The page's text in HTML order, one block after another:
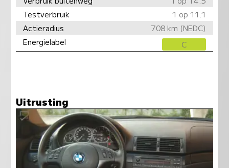
Testverbruik
1 op 11.1
Actieradius
708 km (NEDC)
Energielabel
C
Uitrusting